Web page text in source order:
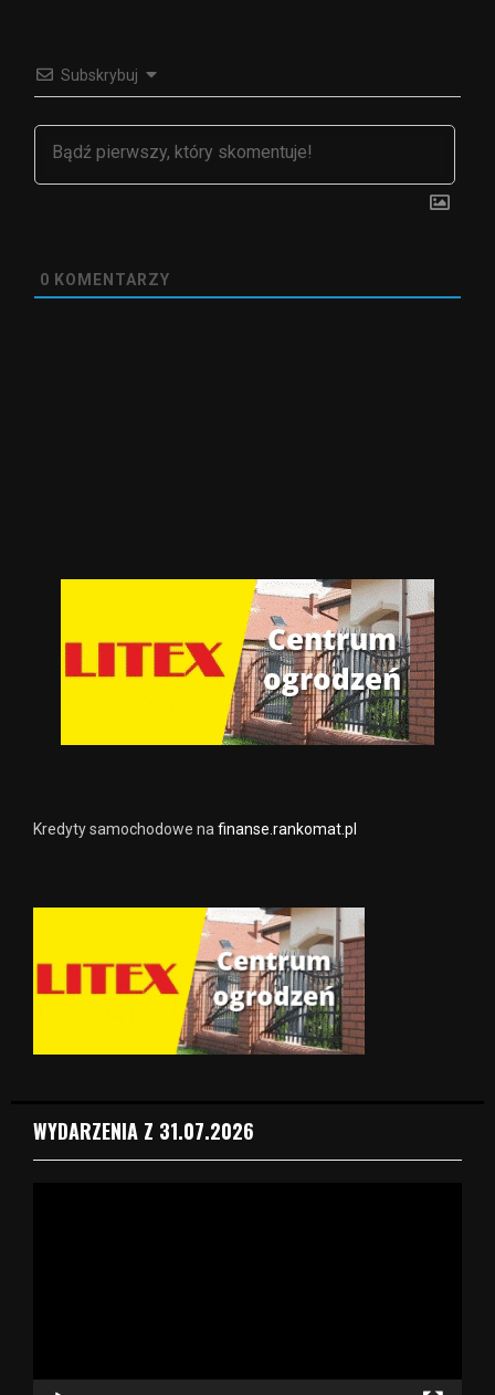
Subskrybuj
0 KOMENTARZY
Kredyty samochodowe na finanse.rankomat.pl
WYDARZENIA Z 31.07.2026
c